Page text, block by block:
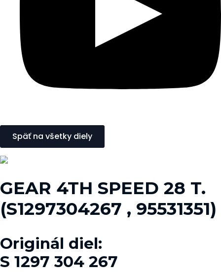
Späť na všetky diely
GEAR 4TH SPEED 28 T.
(S1297304267 , 95531351)
Originál diel:
S 1297 304 267